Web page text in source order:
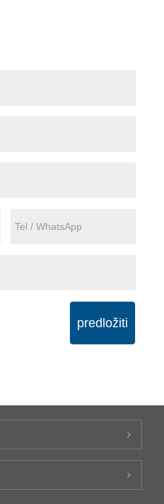
predložiti